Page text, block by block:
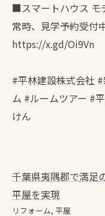
■スマートハウス モ
常時、見学予約受付
https://x.gd/Oi9Vn
#平林建設株式会社
ム #ルームツアー #
けん
千葉県夷隅郡で満足
平屋を実現
リフォーム 平屋